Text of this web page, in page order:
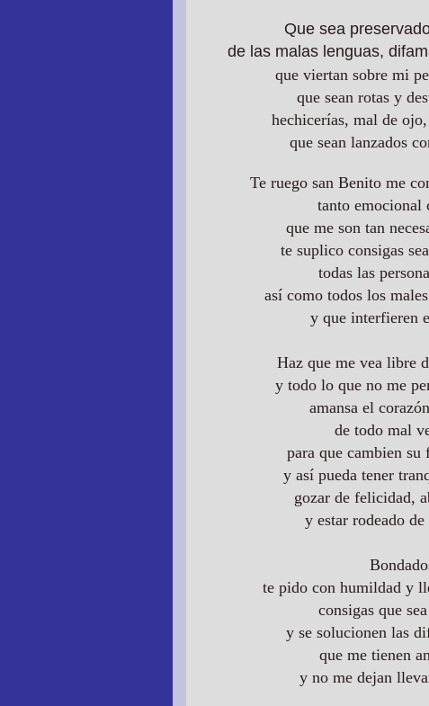
Que sea
de las malas lenguas,
que viertan sobre mi
que sean rotas y
hechicerías, mal de
que sean lanzados
Te ruego san Benito me
tanto emocional
que me son tan
te suplico consigas
todas las
así como todos los
y que interfieren
Haz que me vea libre
y todo loque no me
amansa el
de todo mal
para que cambien
y así pueda tener
gozar de felicidad,
y estar rodeado
te pido con humildad y
consigas que
y se solucionen las
que me tienen
y no me dejan